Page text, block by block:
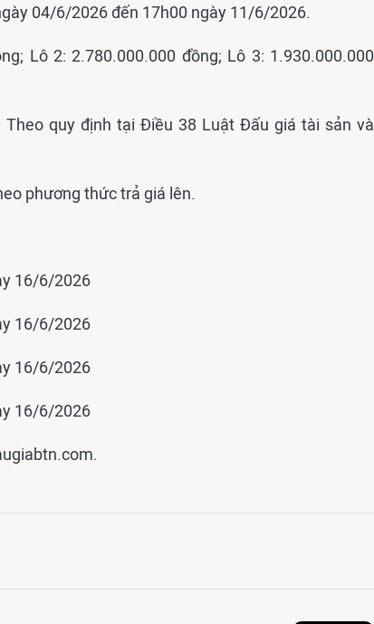
04/6/2026 đến 17h00 ngày 11/6/2026.
Lô 2: 2.780.000.000 đồng; Lô 3: 1.930.000.000
quy định tại Điều 38 Luật Đấu giá tài sản và
phương thức trả giá lên.
16/6/2026
16/6/2026
16/6/2026
16/6/2026